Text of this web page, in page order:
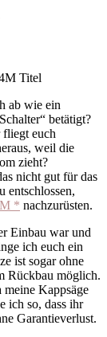
ab wie ein
betätigt?
fliegt euch
weil die
zieht?
nicht gut für das
entschlossen,
* nachzurüsten.
Einbau war und
ich euch ein
ist sogar ohne
Rückbau möglich.
meine Kappsäge
ich so, dass ihr
Garantieverlust.